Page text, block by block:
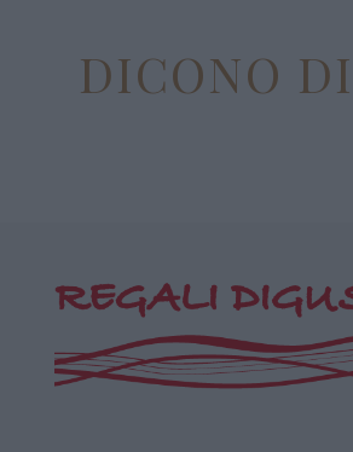
DICONO